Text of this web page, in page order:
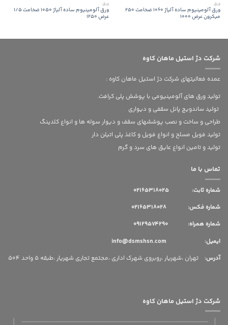
ورق
ورق آلومینیوم ساده آلیاژ 1060 ضخامت 250
میکرون عرض 1000
ورق
ورق آلومینیوم ساده آلیاژ 1050 ضخامت 1/5
عرض 1250
شرکت دژ استیل ماهان کاوه
عمده فعالیتهای شرکت دژ استیل ماهان کاوه :
تولید ورق های آلومینیومی با پوشش پلی کرافت.
تولید ساندویچ پانل سقفی و دیواری
طراحی و ساخت و نصب پوششهای سقف و دیوار سوله ها و انواع کلدینگ
تولید فویل مسلح و انواع فویل و کاغذ پلی اتیلن دار
تولید و تامین انواع عایق های سرد و گرم
تماس با ما
شماره ثابت:
شماره فکس: 02165318028
شماره همراه: 09129574290
ایمیل: info@dsmshsn.com
آدرس: تهران ،شهریار ،روبروی شهرک اداری ،مجتمع تجاری شهریار ،طبقه 5 واحد 504
شرکت دژ استیل ماهان کاوه